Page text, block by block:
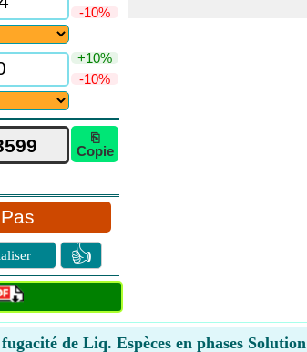
-10%
+10%
-10%
⎘
Copie
Pas
👍
de Liq. Espèces en phases Solution